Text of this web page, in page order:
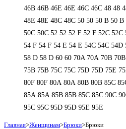
46В 46В 46Е 46Е 46С 46С 48 48
48Е 48Е 48С 48С 50 50 50 B 50 B
50С 50С 52 52 52 F 52 F 52C 52C
54 F 54 F 54 Е 54 Е 54C 54C 54D
58 D 58 D 60 60 70A 70A 70B 70B
75B 75B 75C 75C 75D 75D 75E
80F 80F 80А 80А 80В 80В 85C
85А 85А 85В 85В 85С 85С 90C
95C 95C 95D 95D 95E 95E
Главная>Женщинам>Брюки>Брюки